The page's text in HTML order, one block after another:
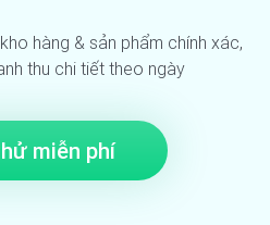
hàng & sản phẩm chính xác,
thu chi tiết theo ngày
miễn phí